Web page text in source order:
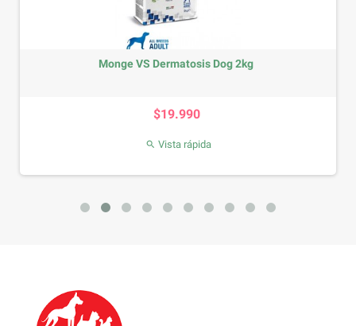
Monge VS Dermatosis Dog 2kg
$19.990
 Vista rápida